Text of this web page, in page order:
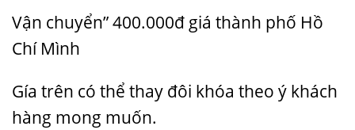
Vận chuyển” 400.000đ giá thành phố Hồ
Chí Mình
Gía trên có thể thay đôi khóa theo ý khách
hàng mong muốn.